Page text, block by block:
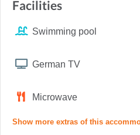
Facilities
Swimming pool
German TV
Microwave
Show more extras of this